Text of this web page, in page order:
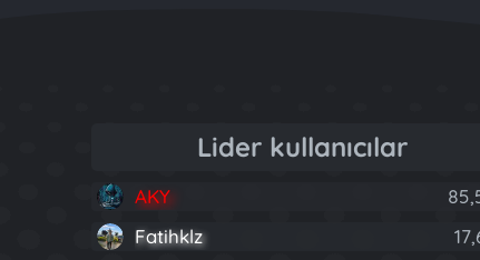
Lider kullanıcılar
AKY
Fatihklz